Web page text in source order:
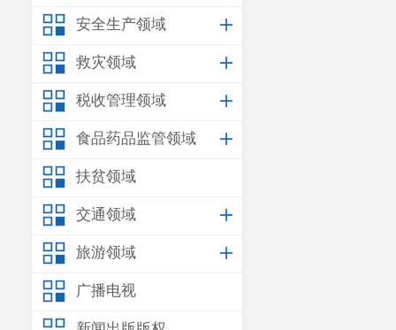
安全生产领域
救灾领域
税收管理领域
食品药品监管领域
扶贫领域
交通领域
旅游领域
广播电视